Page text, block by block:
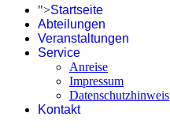
">Startseite
Abteilungen
Veranstaltungen
Service
Anreise
Impressum
Datenschutzhinweis
Kontakt